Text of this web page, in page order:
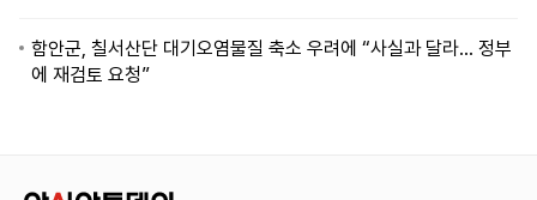
함안군, 칠서산단 대기오염물질 축소 우려에 “사실과 달라… 정부
에 재검토 요청”